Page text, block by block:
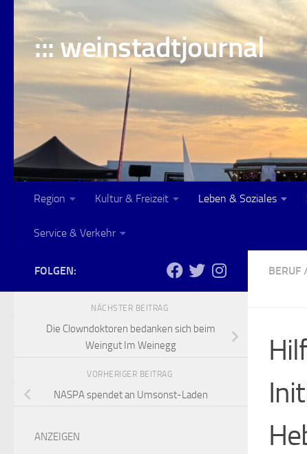
Skip to content
::: weinstadtjournal
Region Kultur & Freizeit Leben & Soziales
Service & Verkehr
BERUF
FOLGEN:
NÄCHSTER BEITRAG
Die Clowndoktoren bedanken sich beim
Weingut Im Weinegg
VORHERIGER BEITRAG
NASPA spendet an Umsonst-Laden
ANZEIGEN